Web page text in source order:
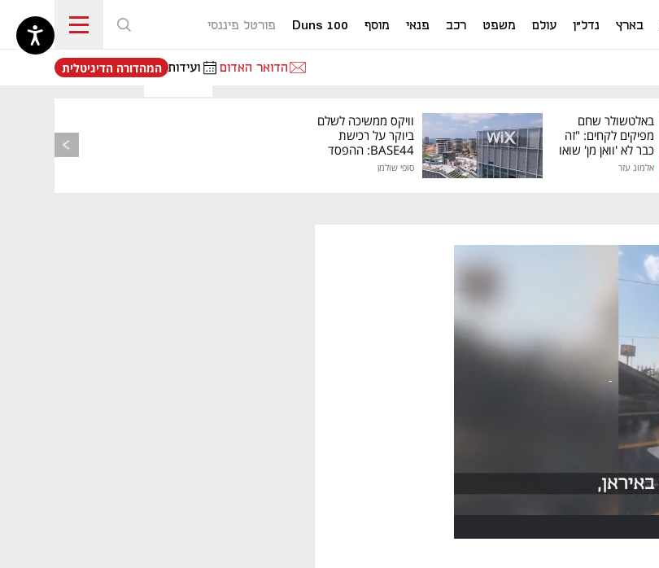
בארץ נדל"ן עולם משפט רכב פנאי מוסף Duns 100 פורטל פיננסי
הדואר האדום ועידות
נפתח בכרטיסייה חדשה
המהדורה הדיגיטלית
באלטשולר שחם
מפיקים לקחים: "זה
כבר לא 'וואן מן' שואו
של גילעד"
אלמוג עזר
וויקס ממשיכה לשלם
ביוקר על רכישת
BASE44: ההפסד
סופי שולמן